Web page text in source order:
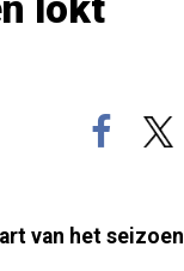
van het seizoen